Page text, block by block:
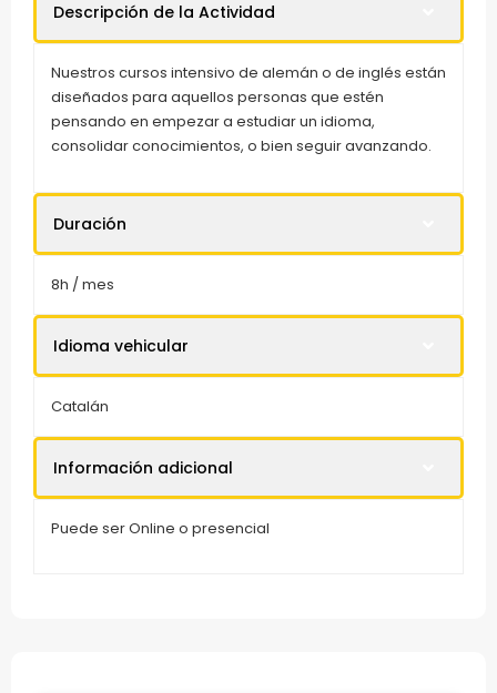
Descripción de la Actividad
Nuestros cursos intensivo de alemán o de inglés están
diseñados para aquellos personas que estén
pensando en empezar a estudiar un idioma,
consolidar conocimientos, o bien seguir avanzando.
Duración
8h / mes
Idioma vehicular
Catalán
Información adicional
Puede ser Online o presencial